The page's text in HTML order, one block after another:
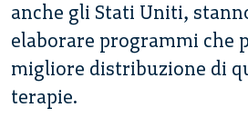
anche gli Stati Uniti,
elaborare programmi che
migliore distribuzione di
terapie.